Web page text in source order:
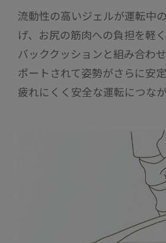
流動性の高いジェルが運転中
げ、お尻の筋肉への負担を軽く
バッククッションと組み合わ
ポートされて姿勢がさらに安定
疲れにくく安全な運転につなが